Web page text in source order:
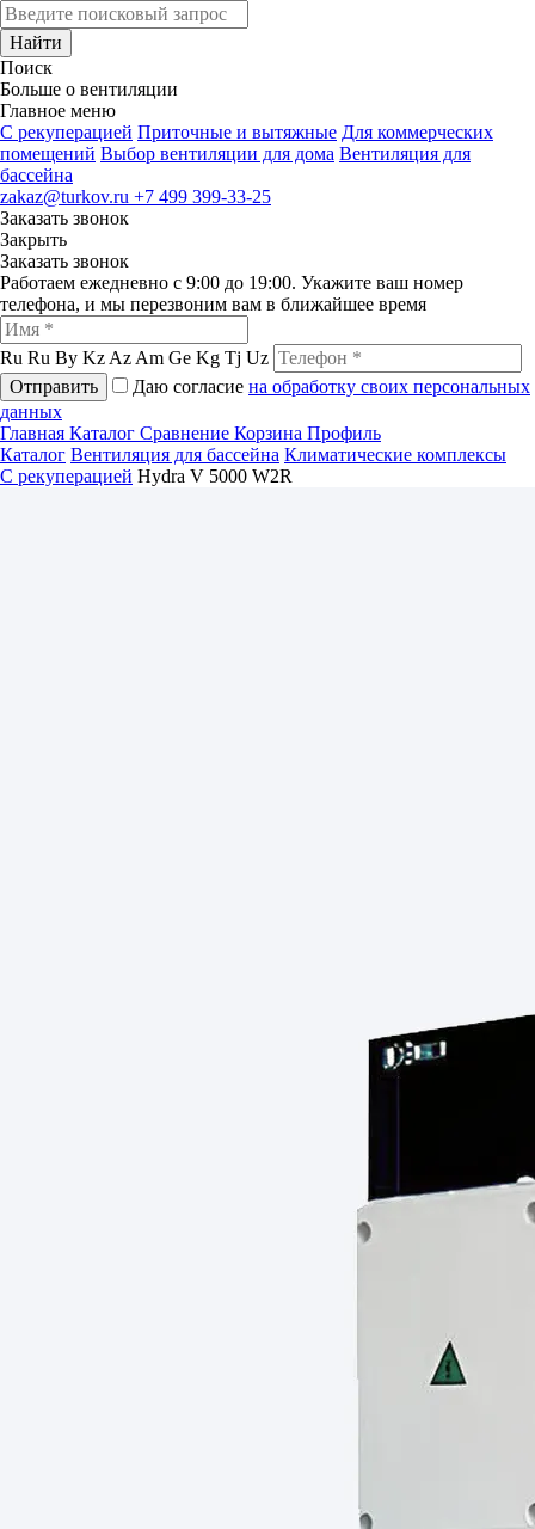
Найти
Поиск
Больше о вентиляции
Главное меню
C рекуперацией Приточные и вытяжные Для коммерческих
помещений Выбор вентиляции для дома Вентиляция для
бассейна
zakaz@turkov.ru +7 499 399-33-25
Заказать звонок
Закрыть
Заказать звонок
Работаем ежедневно с 9:00 до 19:00. Укажите ваш номер
телефона, и мы перезвоним вам в ближайшее время
Ru Ru By Kz Az Am Ge Kg Tj Uz
Отправить
Даю согласие на обработку своих персональных
данных
Главная Каталог Сравнение Корзина Профиль
Каталог Вентиляция для бассейна Климатические комплексы
С рекуперацией Hydra V 5000 W2R